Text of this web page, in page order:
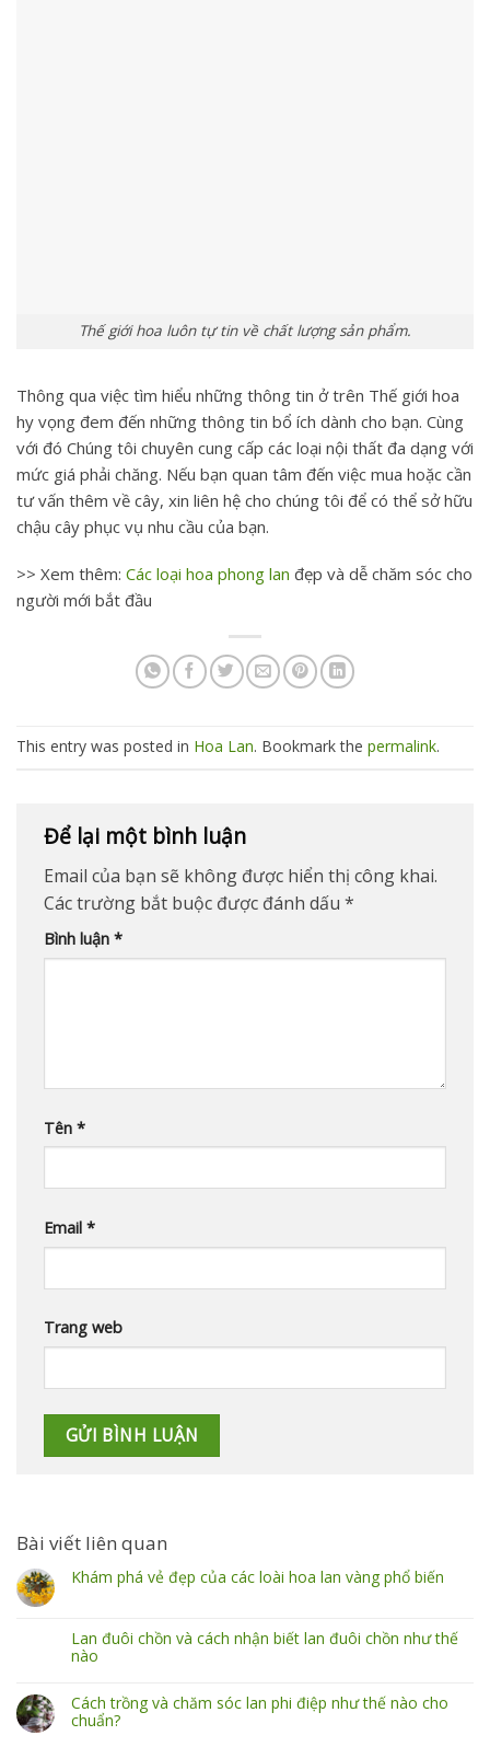
Thế giới hoa luôn tự tin về chất lượng sản phẩm.
Thông qua việc tìm hiểu những thông tin ở trên Thế giới hoa
hy vọng đem đến những thông tin bổ ích dành cho bạn. Cùng
với đó Chúng tôi chuyên cung cấp các loại nội thất đa dạng với
mức giá phải chăng. Nếu bạn quan tâm đến việc mua hoặc cần
tư vấn thêm về cây, xin liên hệ cho chúng tôi để có thể sở hữu
chậu cây phục vụ nhu cầu của bạn.
>> Xem thêm: Các loại hoa phong lan ​ đẹp và dễ chăm sóc cho
người mới bắt đầu
This entry was posted in Hoa Lan. Bookmark the permalink.
Để lại một bình luận
Email của bạn sẽ không được hiển thị công khai.
Các trường bắt buộc được đánh dấu *
Bình luận *
Tên *
Email *
Trang web
Bài viết liên quan
Khám phá vẻ đẹp của các loài hoa lan vàng phổ biến
Lan đuôi chồn và cách nhận biết lan đuôi chồn như thế
nào
Cách trồng và chăm sóc lan phi điệp như thế nào cho
chuẩn?